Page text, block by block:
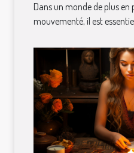
Dans un monde de plus en
mouvementé, il est